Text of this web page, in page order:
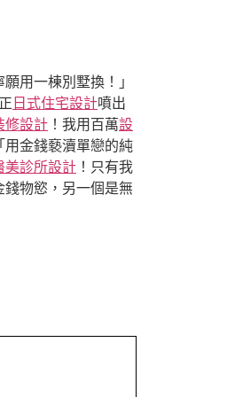
用一棟別墅換！」
日式住宅設計噴出
修設計 ！我用百萬設
金錢褻瀆單戀的純
美診所設計 ！只有我
錢物慾，另一個是無